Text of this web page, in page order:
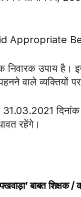
Appropriate
उपाय है।
वाले व्यक्तियों पर
31.03.2021
रहेंगे।
बाबत शिक्षक /